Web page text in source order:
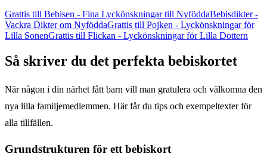
Grattis till Bebisen - Fina Lyckönskningar till NyföddaBebisdikter -
Vackra Dikter om NyföddaGrattis till Pojken - Lyckönskningar för
Lilla SonenGrattis till Flickan - Lyckönskningar för Lilla Dottern
Så skriver du det perfekta bebiskortet
När någon i din närhet fått barn vill man gratulera och välkomna den
nya lilla familjemedlemmen. Här får du tips och exempeltexter för
alla tillfällen.
Grundstrukturen för ett bebiskort